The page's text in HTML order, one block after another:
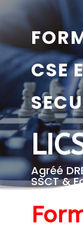
CSE
Agréé
SSCT &